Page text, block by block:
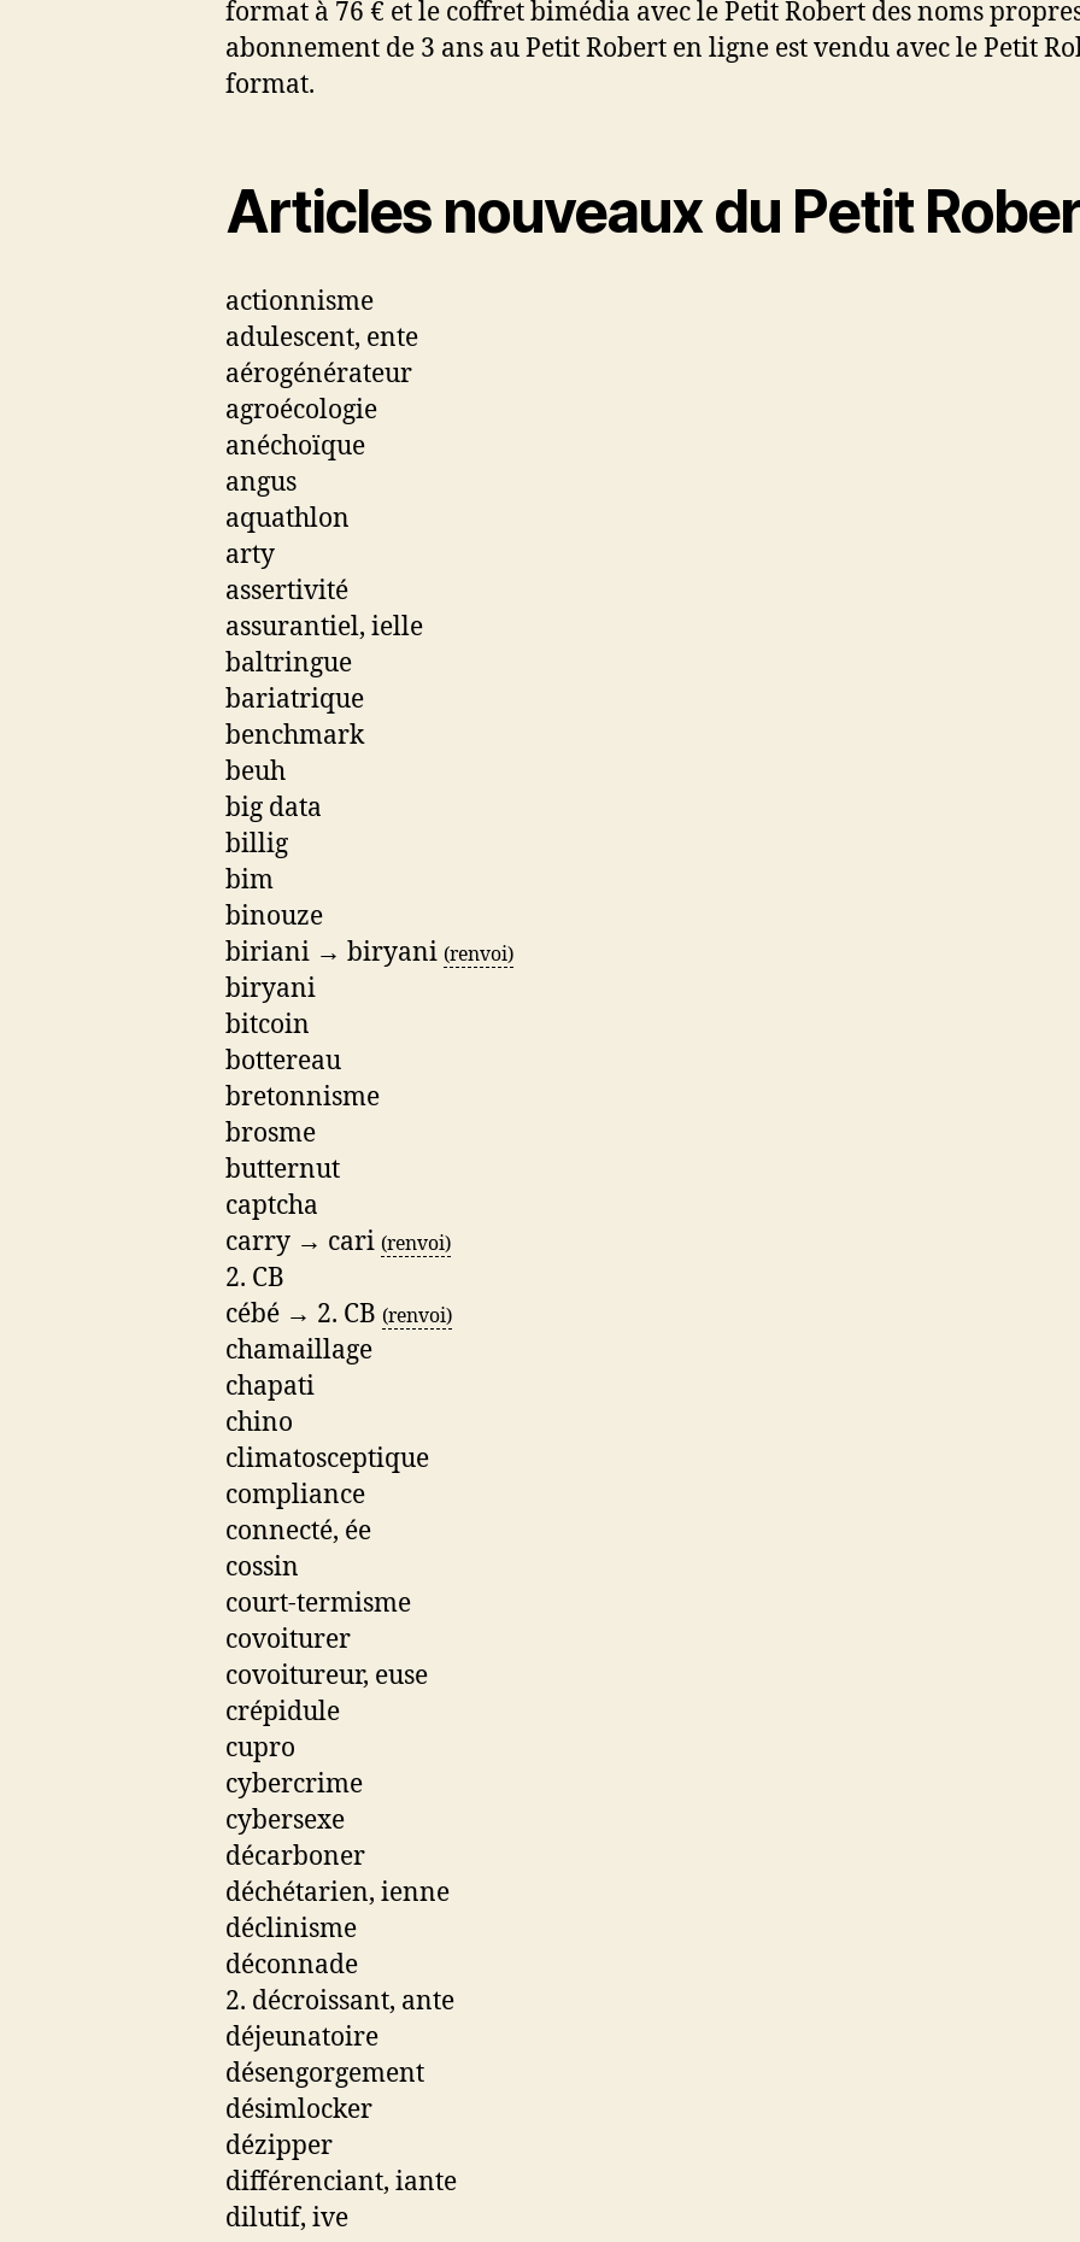
format à 76 € et le coffret bimédia avec le Petit Robert des noms
abonnement de 3 ans au Petit Robert en ligne est vendu avec le Petit
format.
Articles nouveaux du Petit
actionnisme
adulescent, ente
aérogénérateur
agroécologie
anéchoïque
angus
aquathlon
arty
assertivité
assurantiel, ielle
baltringue
bariatrique
benchmark
beuh
big data
billig
bim
binouze
biriani → biryani (renvoi)
biryani
bitcoin
bottereau
bretonnisme
brosme
butternut
captcha
carry → cari (renvoi)
2. CB
cébé → 2. CB (renvoi)
chamaillage
chapati
chino
climatosceptique
compliance
connecté, ée
cossin
court-termisme
covoiturer
covoitureur, euse
crépidule
cupro
cybercrime
cybersexe
décarboner
déchétarien, ienne
déclinisme
déconnade
2. décroissant, ante
déjeunatoire
désengorgement
désimlocker
dézipper
différenciant, iante
dilutif, ive